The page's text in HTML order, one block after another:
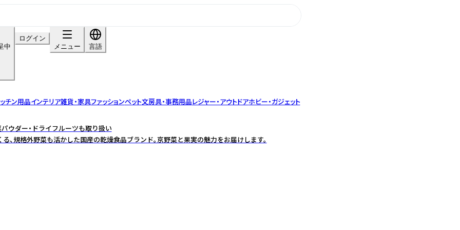
中
ログイン
メニュー
言語
チン用品インテリア雑貨・家具ファッションペット文房具・事務用品レジャー・アウトドアホビー・ガジェット
ウダー・ドライフルーツも取り扱い
、規格外野菜も活かした国産の乾燥食品ブランド。京野菜と果実の魅力をお届けします。